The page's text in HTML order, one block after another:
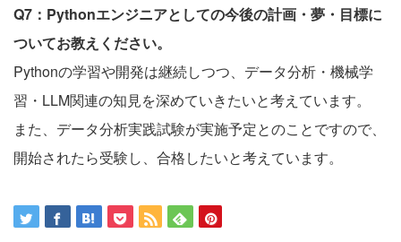
Q7：Pythonエンジニアとしての今後の計画・夢・目標に
ついてお教えください。
Pythonの学習や開発は継続しつつ、データ分析・機械学
習・LLM関連の知見を深めていきたいと考えています。
また、データ分析実践試験が実施予定とのことですので、
開始されたら受験し、合格したいと考えています。